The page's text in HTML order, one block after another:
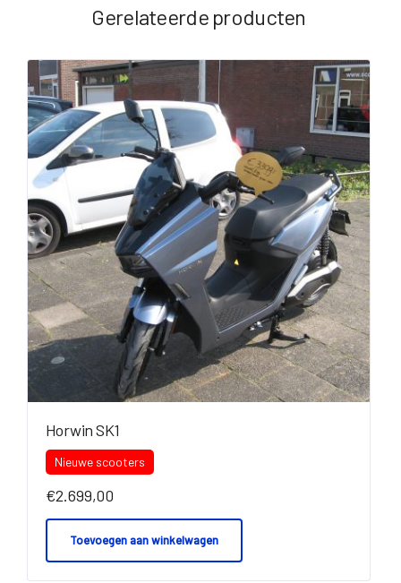
Gerelateerde producten
Horwin SK1
Nieuwe scooters
€2.699,00
Toevoegen aan winkelwagen